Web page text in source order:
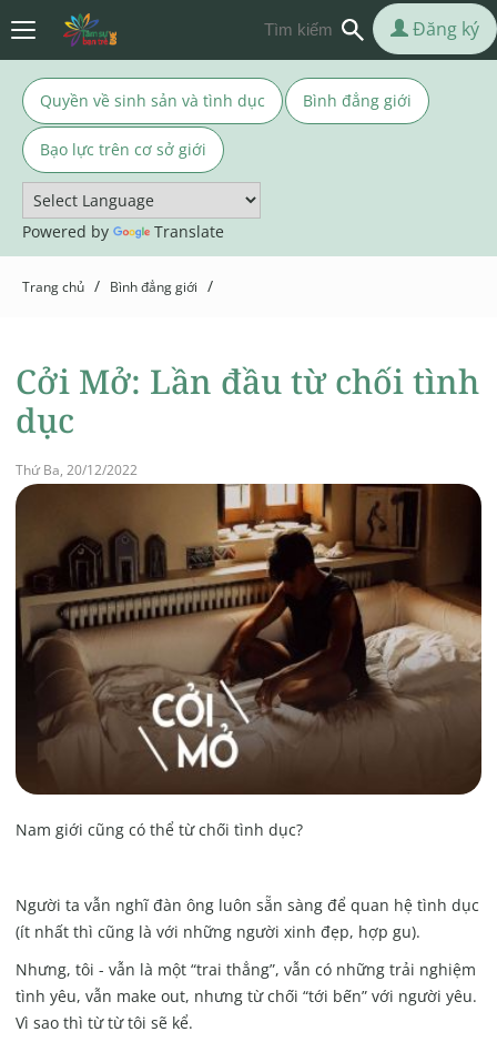
Quyền về sinh sản và tình dục Bình đẳng giới
Bạo lực trên cơ sở giới
Powered by Translate
Đăng ký
Trang chủ / Bình đẳng giới /
Cởi Mở: Lần đầu từ chối tình
dục
Thứ Ba, 20/12/2022
Nam giới cũng có thể từ chối tình dục?
Người ta vẫn nghĩ đàn ông luôn sẵn sàng để quan hệ tình dục
(ít nhất thì cũng là với những người xinh đẹp, hợp gu).
Nhưng, tôi - vẫn là một “trai thẳng”, vẫn có những trải nghiệm
tình yêu, vẫn make out, nhưng từ chối “tới bến” với người yêu.
Vì sao thì từ từ tôi sẽ kể.